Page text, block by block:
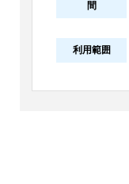
間
利用範囲